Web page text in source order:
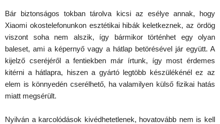
Bár biztonságos tokban tárolva kicsi az esélye annak, hogy
Xiaomi okostelefonunkon esztétikai hibák keletkeznek, az ördög
viszont soha nem alszik, így bármikor történhet egy olyan
baleset, ami a képernyő vagy a hátlap betörésével jár együtt. A
kijelző cseréjéről a fentiekben már írtunk, így most érdemes
kitérni a hátlapra, hiszen a gyártó legtöbb készülékénél ez az
elem is könnyedén cserélhető, ha valamilyen külső fizikai hatás
miatt megsérült.
Nyilván a karcolódások kivédhetetlenek, hovatovább nem is kell